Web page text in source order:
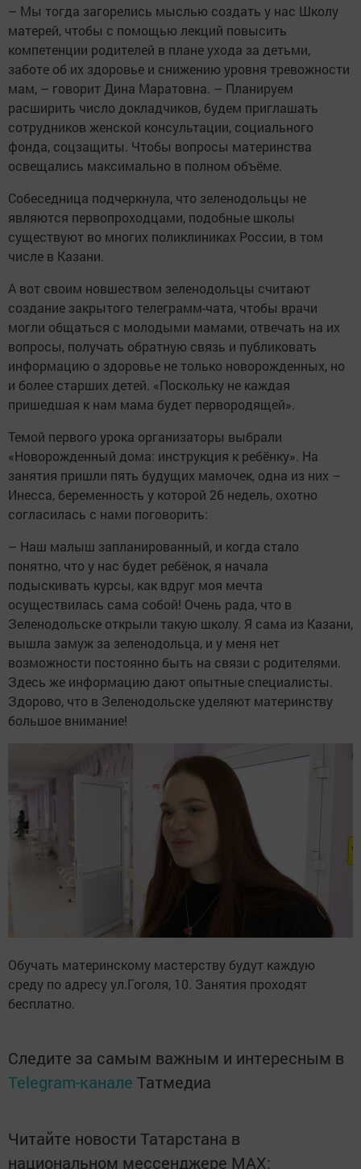
– Мы тогда загорелись мыслью создать у нас Школу
матерей, чтобы с помощью лекций повысить
компетенции родителей в плане ухода за детьми,
заботе об их здоровье и снижению уровня тревожности
мам, – говорит Дина Маратовна. – Планируем
расширить число докладчиков, будем приглашать
сотрудников женской консультации, социального
фонда, соцзащиты. Чтобы вопросы материнства
освещались максимально в полном объёме.
Собеседница подчеркнула, что зеленодольцы не
являются первопроходцами, подобные школы
существуют во многих поликлиниках России, в том
числе в Казани.
А вот своим новшеством зеленодольцы считают
создание закрытого телеграмм-чата, чтобы врачи
могли общаться с молодыми мамами, отвечать на их
вопросы, получать обратную связь и публиковать
информацию о здоровье не только новорожденных, но
и более старших детей. «Поскольку не каждая
пришедшая к нам мама будет первородящей».
Темой первого урока организаторы выбрали
«Новорожденный дома: инструкция к ребёнку». На
занятия пришли пять будущих мамочек, одна из них –
Инесса, беременность у которой 26 недель, охотно
согласилась с нами поговорить:
– Наш малыш запланированный, и когда стало
понятно, что у нас будет ребёнок, я начала
подыскивать курсы, как вдруг моя мечта
осуществилась сама собой! Очень рада, что в
Зеленодольске открыли такую школу. Я сама из Казани,
вышла замуж за зеленодольца, и у меня нет
возможности постоянно быть на связи с родителями.
Здесь же информацию дают опытные специалисты.
Здорово, что в Зеленодольске уделяют материнству
большое внимание!
Обучать материнскому мастерству будут каждую
среду по адресу ул.Гоголя, 10. Занятия проходят
бесплатно.
Следите за самым важным и интересным в
Telegram-канале Татмедиа
Читайте новости Татарстана в
национальном мессенджере MАХ: